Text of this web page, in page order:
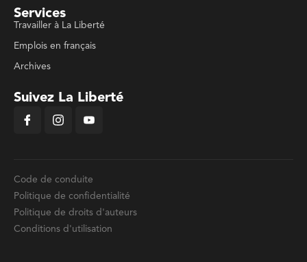
Services
Travailler à La Liberté
Emplois en français
Archives
Suivez La Liberté
Code de conduite
Politique de confidentialité
Politique de droits d'auteurs
Conditions d'utilisation